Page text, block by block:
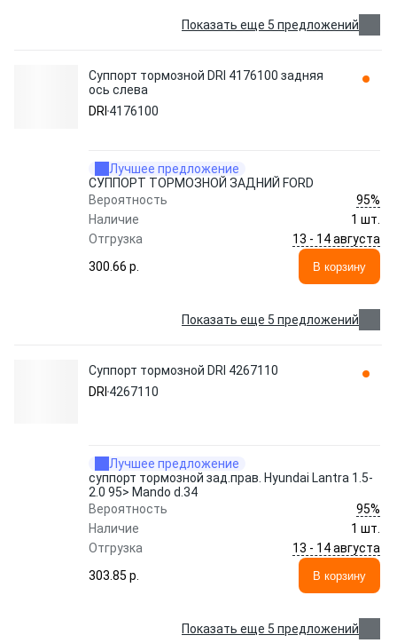
Показать еще 5 предложений
Суппорт тормозной DRI 4176100 задняя
ось слева
DRI 4176100
Лучшее предложение
СУППОРТ ТОРМОЗНОЙ ЗАДНИЙ FORD
Вероятность
95%
Наличие
1 шт.
Отгрузка
13 - 14 августа
300.66 p.
В корзину
Показать еще 5 предложений
Суппорт тормозной DRI 4267110
DRI 4267110
Лучшее предложение
суппорт тормозной зад.прав. Hyundai Lantra 1.5-
2.0 95> Mando d.34
Вероятность
95%
Наличие
1 шт.
Отгрузка
13 - 14 августа
303.85 p.
В корзину
Показать еще 5 предложений